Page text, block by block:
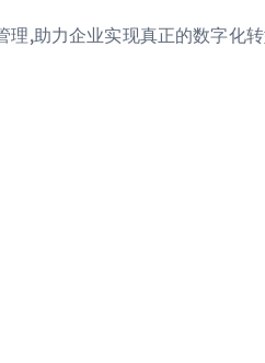
,助力企业实现真正的数字化转